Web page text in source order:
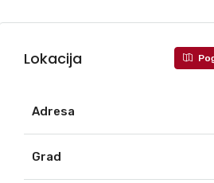
Lokacija
Adresa
Grad